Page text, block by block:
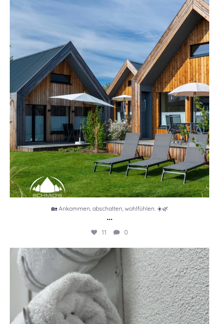
🏡 Ankommen, abschalten, wohlfühlen. ☀️🌿
🏡 Ankommen, abschalten, wohlfühlen. ☀️🌿
...
11 0
🤍 Ankommen. Durchatmen. Wohlfühlen.